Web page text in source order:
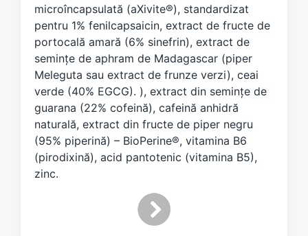
microîncapsulată (aXivite®), standardizat
pentru 1% fenilcapsaicin, extract de fructe de
portocală amară (6% sinefrin), extract de
semințe de aphram de Madagascar (piper
Meleguta sau extract de frunze verzi), ceai
verde (40% EGCG). ), extract din semințe de
guarana (22% cofeină), cafeină anhidră
naturală, extract din fructe de piper negru
(95% piperină) – BioPerine®, vitamina B6
(pirodixină), acid pantotenic (vitamina B5),
zinc.